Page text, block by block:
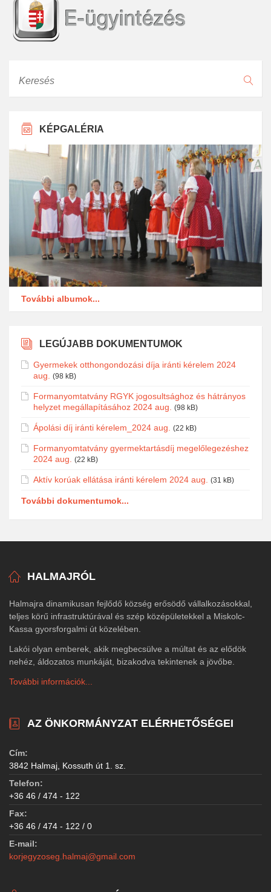
KÉPGALÉRIA
További albumok...
LEGÚJABB DOKUMENTUMOK
Gyermekek otthongondozási díja iránti kérelem 2024
aug.
(98 kB)
Formanyomtatvány RGYK jogosultsághoz és hátrányos
helyzet megállapításához 2024 aug.
(98 kB)
Ápolási díj iránti kérelem_2024 aug. (22 kB)
Formanyomtatvány gyermektartásdíj megelőlegezéshez
2024 aug.
(22 kB)
Aktív korúak ellátása iránti kérelem 2024 aug. (31 kB)
További dokumentumok...
HALMAJRÓL
Halmajra dinamikusan fejlődő község erősödő vállalkozásokkal,
teljes körű infrastruktúrával és szép középületekkel a Miskolc-
Kassa gyorsforgalmi út közelében.
Lakói olyan emberek, akik megbecsülve a múltat és az elődök
nehéz, áldozatos munkáját, bizakodva tekintenek a jövőbe.
További információk...
AZ ÖNKORMÁNYZAT ELÉRHETŐSÉGEI
Cím:
3842 Halmaj, Kossuth út 1. sz.
Telefon:
+36 46 / 474 - 122
Fax:
+36 46 / 474 - 122 / 0
E-mail:
korjegyzoseg.halmaj@gmail.com